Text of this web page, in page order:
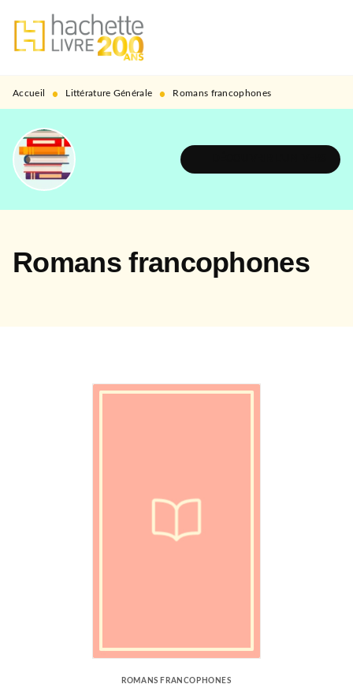
MENU RECHERCHE
PIED DE PAGE
Accueil • Littérature Générale • Romans francophones
Romans francophones
ROMANS FRANCOPHONES